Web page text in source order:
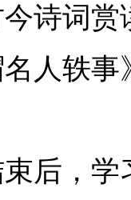
诗词
人轶
后，